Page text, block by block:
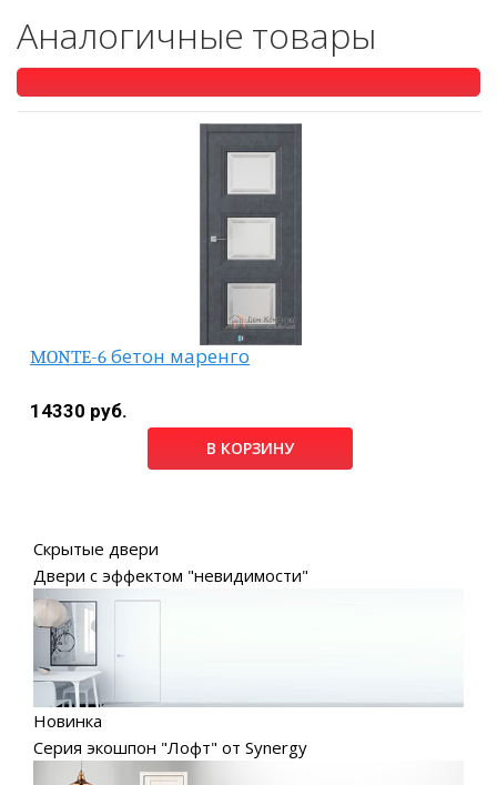
Аналогичные товары
MONTE-6 бетон маренго
14330 руб.
В КОРЗИНУ
Скрытые двери
Двери с эффектом "невидимости"
Новинка
Серия экошпон "Лофт" от Synergy